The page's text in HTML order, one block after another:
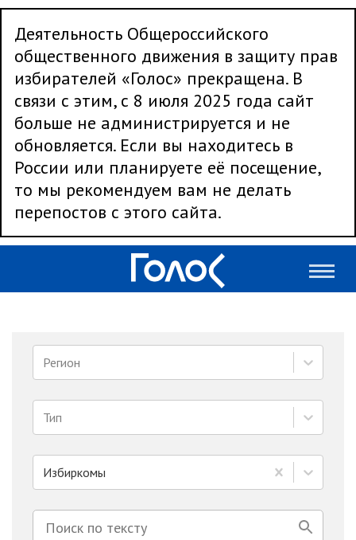
Деятельность Общероссийского
общественного движения в защиту прав
избирателей «Голос» прекращена. В
связи с этим, с 8 июля 2025 года сайт
больше не администрируется и не
обновляется. Если вы находитесь в
России или планируете её посещение,
то мы рекомендуем вам не делать
перепостов с этого сайта.
Регион
Тип
Избиркомы